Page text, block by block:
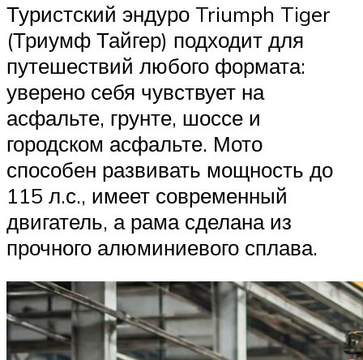
Туристский эндуро Triumph Tiger
(Триумф Тайгер) подходит для
путешествий любого формата:
уверено себя чувствует на
асфальте, грунте, шоссе и
городском асфальте. Мото
способен развивать мощность до
115 л.с., имеет современный
двигатель, а рама сделана из
прочного алюминиевого сплава.